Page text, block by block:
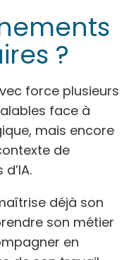
?
force plusieurs
face à
mais encore
de
déjà son
son métier
en